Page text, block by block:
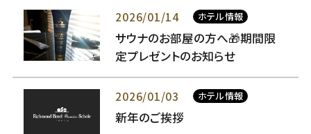
2026/01/14 ホテル情報
サウナのお部屋の方へ🎁期間限
定プレゼントのお知らせ
2026/01/03 ホテル情報
新年のご挨拶